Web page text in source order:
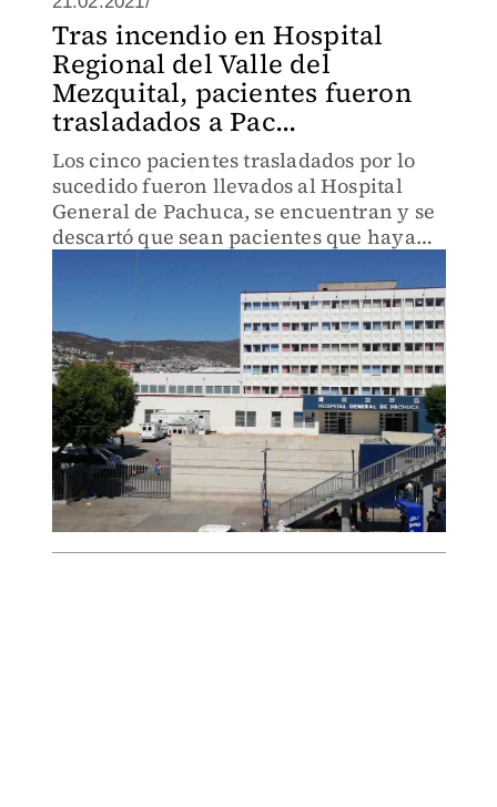
Tras incendio en Hospital
Regional del Valle del
Mezquital, pacientes fueron
trasladados a Pac...
Los cinco pacientes trasladados por lo
sucedido fueron llevados al Hospital
General de Pachuca, se encuentran y se
descartó que sean pacientes que hayan